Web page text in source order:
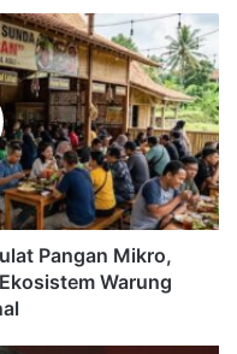
Pangan Mikro,
Warung